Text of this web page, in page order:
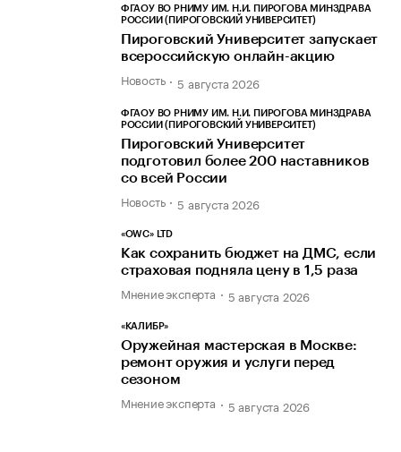
ФГАОУ ВО РНИМУ ИМ. Н.И. ПИРОГОВА МИНЗДРАВА
РОССИИ (ПИРОГОВСКИЙ УНИВЕРСИТЕТ)
Пироговский Университет запускает
всероссийскую онлайн-акцию
Новость 5 августа 2026
ФГАОУ ВО РНИМУ ИМ. Н.И. ПИРОГОВА МИНЗДРАВА
РОССИИ (ПИРОГОВСКИЙ УНИВЕРСИТЕТ)
Пироговский Университет
подготовил более 200 наставников
со всей России
Новость 5 августа 2026
«OWC» LTD
Как сохранить бюджет на ДМС, если
страховая подняла цену в 1,5 раза
Мнение эксперта 5 августа 2026
«КАЛИБР»
Оружейная мастерская в Москве:
ремонт оружия и услуги перед
сезоном
Мнение эксперта 5 августа 2026